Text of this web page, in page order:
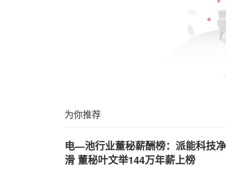
为你推荐
电—池行业董秘薪酬榜：派能科技
滑 董秘叶文举144万年薪上榜